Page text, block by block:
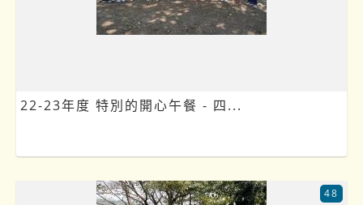
22-23年度 特別的開心午餐 - 四...
48